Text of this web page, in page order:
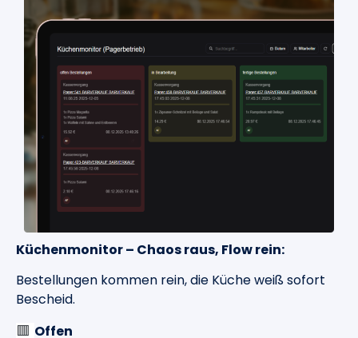
Küchenmonitor – Chaos raus, Flow rein:
Bestellungen kommen rein, die Küche weiß sofort
Bescheid.
🟥 Offen